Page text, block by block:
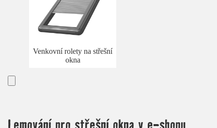
Venkovní rolety na střešní
okna